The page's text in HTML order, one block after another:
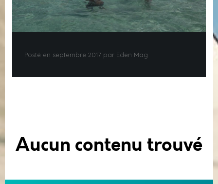
Posté en septembre 2017 par Eden Mag
Aucun contenu trouvé